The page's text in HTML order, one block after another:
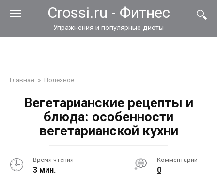
Crossi.ru - Фитнес
Упражнения и популярные диеты
Главная » Полезное
Вегетарианские рецепты и
блюда: особенности
вегетарианской кухни
Время чтения
3 мин.
Комментарии
0